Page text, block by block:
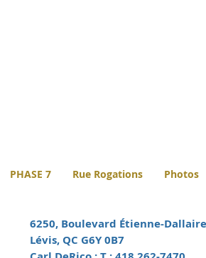
PHASE 7 Rue Rogations Photos
6250, Boulevard Étienne-
Lévis, QC G6Y 0B7